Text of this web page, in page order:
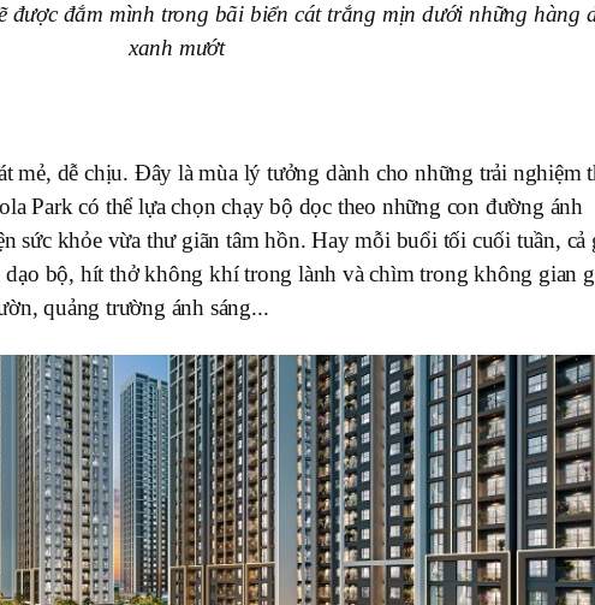
được đắm mình trong bãi biển cát trắng mịn dưới những hàng
xanh mướt
mẻ, dễ chịu. Đây là mùa lý tưởng dành cho những trải nghiệm
Park có thể lựa chọn chạy bộ dọc theo những con đường ánh
sức khỏe vừa thư giãn tâm hồn. Hay mỗi buổi tối cuối tuần, cả
dạo bộ, hít thở không khí trong lành và chìm trong không gian
quảng trường ánh sáng...